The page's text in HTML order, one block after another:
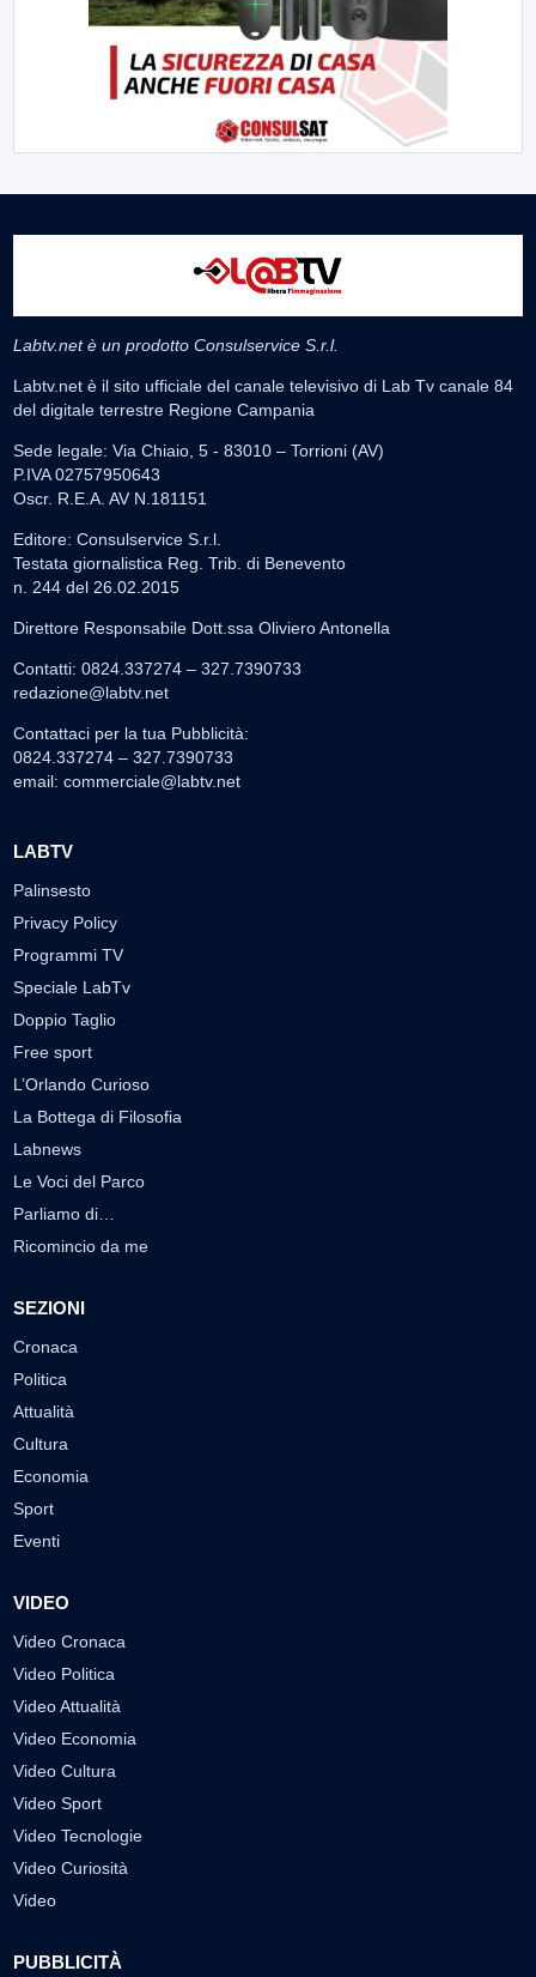
Labtv.net è un prodotto Consulservice S.r.l.
Labtv.net è il sito ufficiale del canale televisivo di Lab Tv canale 84
del digitale terrestre Regione Campania
Sede legale: Via Chiaio, 5 - 83010 – Torrioni (AV)
P.IVA 02757950643
Oscr. R.E.A. AV N.181151
Editore: Consulservice S.r.l.
Testata giornalistica Reg. Trib. di Benevento
n. 244 del 26.02.2015
Direttore Responsabile Dott.ssa Oliviero Antonella
Contatti: 0824.337274 – 327.7390733
redazione@labtv.net
Contattaci per la tua Pubblicità:
0824.337274 – 327.7390733
email: commerciale@labtv.net
LABTV
Palinsesto
Privacy Policy
Programmi TV
Speciale LabTv
Doppio Taglio
Free sport
L’Orlando Curioso
La Bottega di Filosofia
Labnews
Le Voci del Parco
Parliamo di…
Ricomincio da me
SEZIONI
Cronaca
Politica
Attualità
Cultura
Economia
Sport
Eventi
VIDEO
Video Cronaca
Video Politica
Video Attualità
Video Economia
Video Cultura
Video Sport
Video Tecnologie
Video Curiosità
Video
PUBBLICITÀ